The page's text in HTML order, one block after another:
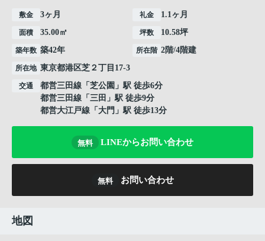
敷金 3ヶ月 礼金 1.1ヶ月
面積 35.00㎡ 坪数 10.58坪
築年数 築42年 所在階 2階/4階建
所在地 東京都港区芝 ２丁目17-3
交通 都営三田線 「 芝公園 」駅 徒歩6分
都営三田線 「 三田 」駅 徒歩9分
都営大江戸線 「 大門 」駅 徒歩13分
無料 LINEからお問い合わせ
無料 お問い合わせ
地図